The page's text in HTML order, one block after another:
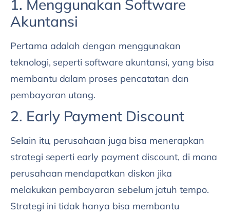
1. Menggunakan Software
Akuntansi
Pertama adalah dengan menggunakan
teknologi, seperti software akuntansi, yang bisa
membantu dalam proses pencatatan dan
pembayaran utang.
2. Early Payment Discount
Selain itu, perusahaan juga bisa menerapkan
strategi seperti early payment discount, di mana
perusahaan mendapatkan diskon jika
melakukan pembayaran sebelum jatuh tempo.
Strategi ini tidak hanya bisa membantu